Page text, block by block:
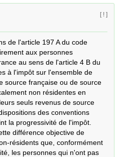
[ ! ]
de l'article 197 A du code
aux personnes
au sens de l'article 4 B du
à l'impôt sur l'ensemble de
source française ou de source
non résidentes en
seuls revenus de source
des conventions
la progressivité de l'impôt.
différence objective de
résidents que, conformément
les personnes qui n'ont pas